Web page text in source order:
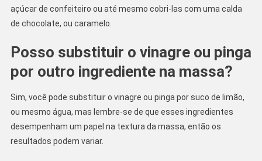
açúcar de confeiteiro ou até mesmo cobri-las com uma calda
de chocolate, ou caramelo.
Posso substituir o vinagre ou pinga
por outro ingrediente na massa?
Sim, você pode substituir o vinagre ou pinga por suco de limão,
ou mesmo água, mas lembre-se de que esses ingredientes
desempenham um papel na textura da massa, então os
resultados podem variar.